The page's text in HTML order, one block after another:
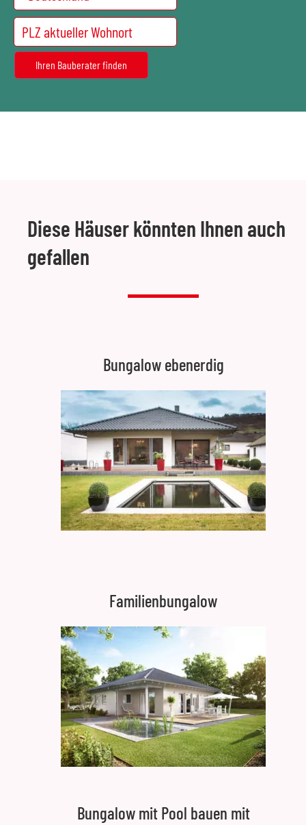
Diese Häuser könnten Ihnen auch
gefallen
Bungalow ebenerdig
Familienbungalow
Bungalow mit Pool bauen mit